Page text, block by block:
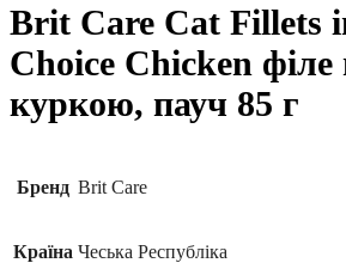
Brit Care Cat Fillets
Choice Chicken філе
куркою, пауч 85 г
Бренд Brit Care
Країна Чеська Республіка